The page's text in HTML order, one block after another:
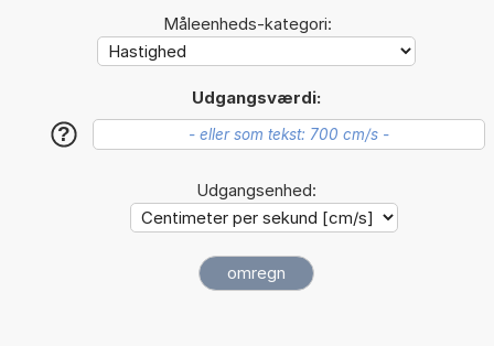
Måleenheds-kategori:
Udgangsværdi:
?
Udgangsenhed: